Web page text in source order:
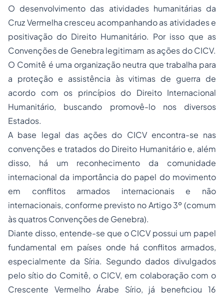
O desenvolvimento das atividades humanitárias da
Cruz Vermelha cresceu acompanhando as atividades e
positivação do Direito Humanitário. Por isso que as
Convenções de Genebra legitimam as ações do CICV.
O Comitê é uma organização neutra que trabalha para
a proteção e assistência às vitimas de guerra de
acordo com os princípios do Direito Internacional
Humanitário, buscando promovê-lo nos diversos
Estados.
A base legal das ações do CICV encontra-se nas
convenções e tratados do Direito Humanitário e, além
disso, há um reconhecimento da comunidade
internacional da importância do papel do movimento
em conflitos armados internacionais e não
internacionais, conforme previsto no Artigo 3º (comum
às quatros Convenções de Genebra).
Diante disso, entende-se que o CICV possui um papel
fundamental em países onde há conflitos armados,
especialmente da Síria. Segundo dados divulgados
pelo sítio do Comitê, o CICV, em colaboração com o
Crescente Vermelho Árabe Sírio, já beneficiou 16